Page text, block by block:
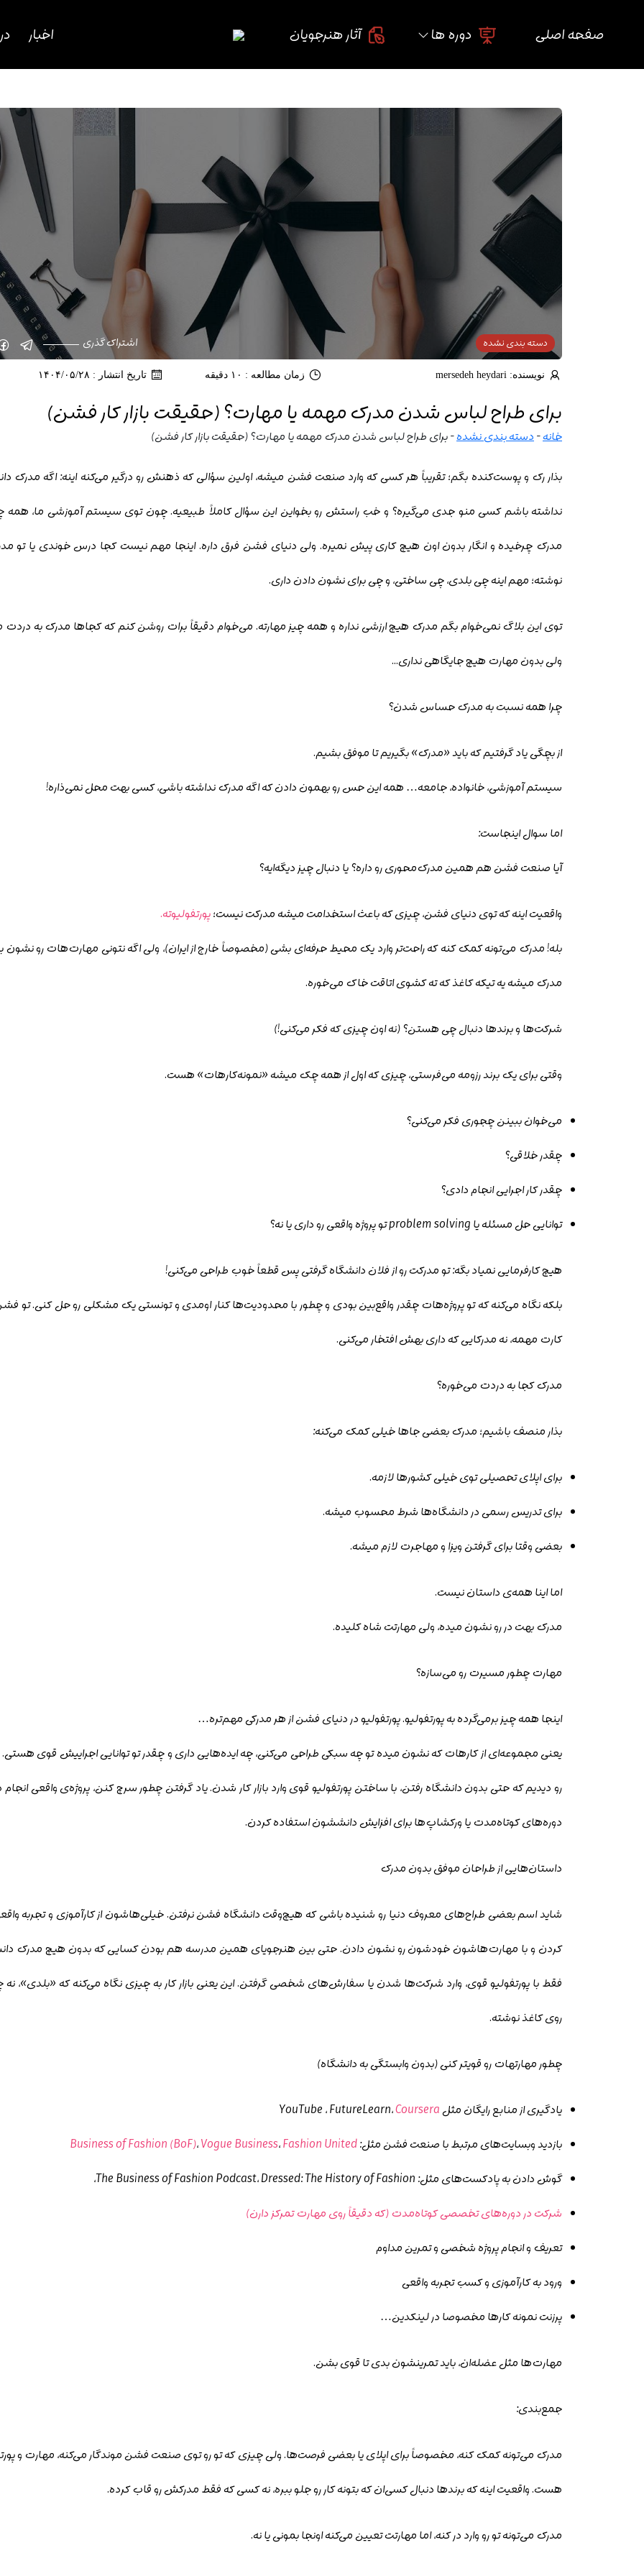
صفحه اصلی دوره ها آثار هنرجویان اخبار
دسته بندی نشده اشتراک گذری
نویسنده: mersedeh heydari زمان مطالعه : ۱۰ دقیقه تاریخ انتشار : ۱۴۰۴/۰۵/۲۸
برای طراح لباس شدن مدرک مهمه یا مهارت؟ (حقیقت بازار کار فشن)
خانه-دسته بندی نشده-برای طراح لباس شدن مدرک مهمه یا مهارت؟ (حقیقت بازار کار فشن)
بذار رک و پوست‌کنده بگم؛ تقریباً هر کسی که وارد صنعت فشن میشه، اولین سؤالی که ذهنش رو درگیر می‌کنه اینه:اگه مدرک
نداشته باشم کسی منو جدی می‌گیره؟ و خب راستش رو بخواین این سؤال کاملاً طبیعیه. چون توی سیستم آموزشی ما، همه
مدرک چرخیده و انگار بدون اون هیچ کاری پیش نمیره. ولی دنیای فشن فرق داره. اینجا مهم نیست کجا درس خوندی یا تو
نوشته؛ مهم اینه چی بلدی، چی ساختی، و چی برای نشون دادن داری.
توی این بلاگ نمی‌خوام بگم مدرک هیچ ارزشی نداره و همه چیز مهارته. می‌خوام دقیقاً برات روشن کنم کهکجاها مدرک به دردت
ولی بدون مهارت هیچ جایگاهی نداری.
..
چرا همه نسبت به مدرک حساس شدن؟
از بچگی یاد گرفتیم که باید «مدرک» بگیریم تا موفق بشیم.
سیستم آموزشی، خانواده، جامعه… همه این حس رو بهمون دادن که اگه مدرک نداشته باشی، کسی بهت محل نمی‌ذاره!
اما سوال اینجاست:
آیا صنعت فشن هم همین مدرک‌محوری رو داره؟ یا دنبال چیز دیگه‌ایه؟
واقعیت اینه که توی دنیای فشن، چیزی که باعث استخدامت میشه مدرکت نیست؛پورتفولیوته.
بله! مدرک می‌تونه کمک کنه که راحت‌تر وارد یک محیط حرفه‌ای بشی (مخصوصاً خارج از ایران)، ولی اگه نتونی مهارت‌هات رو نشون
مدرک میشه یه تیکه کاغذ که ته کشوی اتاقت خاک می‌خوره.
شرکت‌ها و برندها دنبال چی هستن؟ (نه اون چیزی که فکر می‌کنی!)
وقتی برای یک برند رزومه می‌فرستی، چیزی که اول از همه چک میشه «نمونه‌کارهات» هست.
می‌خوان ببینن چجوری فکر می‌کنی؟
چقدر خلاقی؟
چقدر کار اجرایی انجام دادی؟
تواناییحل مسئلهیا problem solving تو پروژه واقعی رو داری یا نه؟
هیچ کارفرمایی نمیاد بگه: تو مدرکت رو از فلان دانشگاه گرفتی پس قطعاً خوب طراحی می‌کنی!
بلکه نگاه می‌کنه که تو پروژه‌هات چقدر واقع‌بین بودی و چطور با محدودیت‌ها کنار اومدی و تونستی یک مشکلی رو حل کنی. تو
کارت مهمه، نه مدرکایی که داری بهش افتخار می‌کنی.
مدرک کجا به دردت می‌خوره؟
بذار منصف باشیم؛ مدرک بعضی جاها خیلی کمک می‌کنه:
برای اپلای تحصیلی توی خیلی کشورها لازمه.
برای تدریس رسمی در دانشگاه‌ها شرط محسوب میشه.
بعضی وقتا برای گرفتن ویزا و مهاجرت لازم میشه.
اما اینا همه‌ی داستان نیست.
مدرک بهت در رو نشون میده، ولی مهارتت شاه کلیده.
مهارت چطور مسیرت رو می‌سازه؟
اینجا همه چیز برمی‌گرده به پورتفولیو. پورتفولیو در دنیای فشن از هر مدرکی مهم‌تره…
یعنی مجموعه‌ای از کارهات که نشون میده تو چه سبکی طراحی می‌کنی، چه ایده‌هایی داری و چقدر تو توانایی اجراییش قوی
رو دیدیم که حتی بدون دانشگاه رفتن، با ساختن پورتفولیو قوی وارد بازار کار شدن. یاد گرفتن چطور سرچ کنن، پروژه‌ی واقعی انجام
دوره‌های کوتاه‌مدت یا ورکشاپ‌ها برای افزایش دانششون استفاده کردن.
داستان‌هایی از طراحان موفق بدون مدرک
شاید اسم بعضی طراح‌های معروف دنیا رو شنیده باشی که هیچ‌وقت دانشگاه فشن نرفتن. خیلی‌هاشون از کارآموزی و تجربه
کردن و با مهارت‌هاشون خودشون رو نشون دادن. حتی بین هنرجویای همین مدرسه هم بودن کسایی که بدون هیچ مدرک
فقط با پورتفولیو قوی، وارد شرکت‌ها شدن یا سفارش‌های شخصی گرفتن. این یعنی بازار کار به چیزی نگاه می‌کنه که «بلدی»،
روی کاغذ نوشته.
چطور مهارتهات رو قویتر کنی (بدون وابستگی به دانشگاه)
یادگیری از منابع رایگان مثل YouTube ، FutureLearn،Coursera
بازدید وبسایت‌های مرتبط با صنعت فشن مثل:
Business of Fashion (BoF)،Vogue Business،Fashion United
گوش دادن به پادکست‌های مثل: The Business of Fashion Podcast، Dressed: The History of Fashion،
شرکت در دوره‌های تخصصی کوتاه‌مدت (که دقیقاً روی مهارت تمرکز دارن)
تعریف و انجام پروژه شخصی و تمرین مداوم
ورود به کارآموزی و کسب تجربه واقعی
پرزنت نمونه کارها مخصوصا در لینکدین…
مهارت‌ها مثل عضله‌ان، باید تمرینشون بدی تا قوی بشن.
جمع‌بندی:
مدرک می‌تونه کمک کنه، مخصوصاً برای اپلای یا بعضی فرصت‌ها. ولی چیزی که تو رو توی صنعت فشن موندگار می‌کنه، مهارت و
هست. واقعیت اینه که برندها دنبال کسی‌ان که بتونه کار رو جلو ببره، نه کسی که فقط مدرکش رو قاب کرده.
مدرک می‌تونه تو رو وارد در کنه، اما مهارتت تعیین می‌کنه اونجا بمونی یا نه.